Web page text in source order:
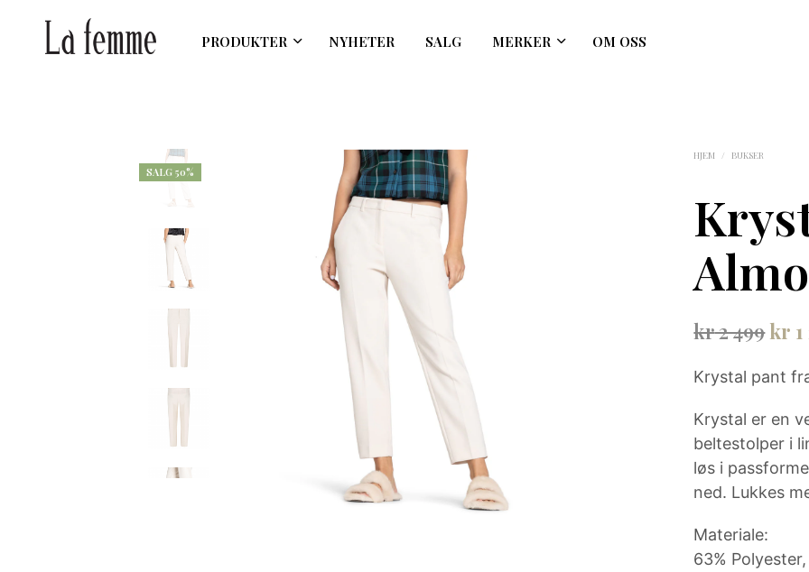
PRODUKTER NYHETER SALG MERKER OM OSS
SALG 50%
HJEM / BUKSER
kr2 499
var:
kr 2
499.
kr
Krystal pant
Krystal er en
beltestolper i
løs i
ned. Lukkes
Materiale:
63%